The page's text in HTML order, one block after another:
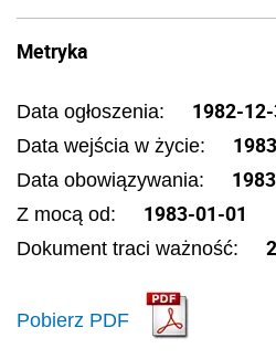
Metryka
Data ogłoszenia: 1982-12-
Data wejścia w życie:
Data obowiązywania:
Z mocą od: 1983-01-01
Dokument traci ważność:
Pobierz PDF